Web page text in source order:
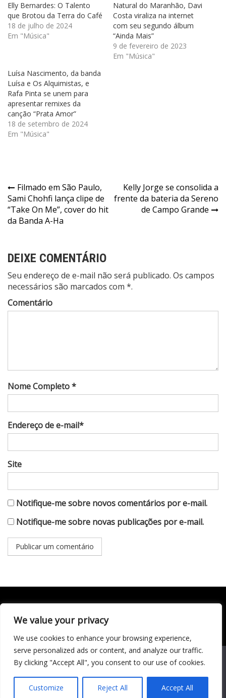
We value your privacy
We use cookies to enhance your browsing experience,
serve personalized ads or content, and analyze our traffic.
By clicking "Accept All", you consent to our use of cookies.
Customize Reject All Accept All
Elly Bernardes: O Talento
que Brotou da Terra do Café
18 de julho de 2024
Em "Música"
Natural do Maranhão, Davi
Costa viraliza na internet
com seu segundo álbum
“Ainda Mais”
9 de fevereiro de 2023
Em "Música"
Luísa Nascimento, da banda
Luísa e Os Alquimistas, e
Rafa Pinta se unem para
apresentar remixes da
canção “Prata Amor”
18 de setembro de 2024
Em "Música"
Navegação
de
Post
Filmado em São Paulo,
Sami Chohfi lança clipe de
“Take On Me”, cover do hit
da Banda A-Ha
Kelly Jorge se consolida a
frente da bateria da Sereno
de Campo Grande
DEIXE COMENTÁRIO
Seu endereço de e-mail não será publicado. Os campos
necessários são marcados com *.
Comentário
Nome Completo *
Endereço de e-mail*
Site
Notifique-me sobre novos comentários por e-mail.
Notifique-me sobre novas publicações por e-mail.
Todo conteúdo publicado neste portal, incluindo textos,
responsabilidade do autor. © 2020 - 2024 Todos os direitos
reservados ao site Matéria Livre Royale News by
Themebeez
Economia
Famosos
Cultura Música
We use cookies to ensure that we give you the best
experience on our website. If you continue to use this site we
will assume that you are happy with it.